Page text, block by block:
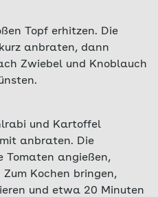
Topf erhitzen. Die
anbraten, dann
Zwiebel und Knoblauch
und Kartoffel
anbraten. Die
Tomaten angießen,
Kochen bringen,
und etwa 20 Minuten